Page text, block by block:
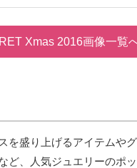
Xmas 2016画像一覧
を盛り上げるアイテムや
ど、人気ジュエリーのポ